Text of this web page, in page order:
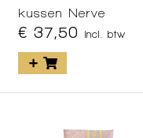
kussen Nerve
€ 37,50 incl. btw